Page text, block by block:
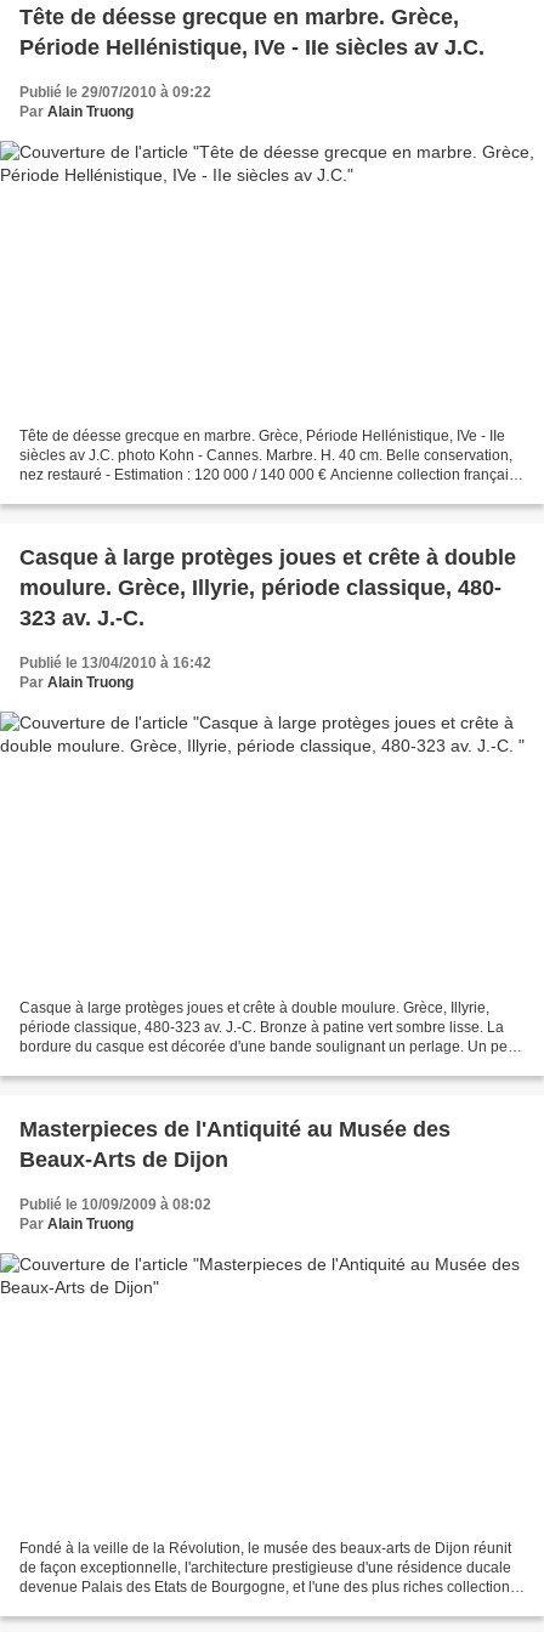
Tête de déesse grecque en marbre. Grèce,
Période Hellénistique, IVe - IIe siècles av J.C.
Publié le 29/07/2010 à 09:22
Par Alain Truong
Tête de déesse grecque en marbre. Grèce, Période Hellénistique, IVe - IIe
siècles av J.C. photo Kohn - Cannes. Marbre. H. 40 cm. Belle conservation,
nez restauré - Estimation : 120 000 / 140 000 € Ancienne collection française
Casque à large protèges joues et crête à double
moulure. Grèce, Illyrie, période classique, 480-
323 av. J.-C.
Publié le 13/04/2010 à 16:42
Par Alain Truong
Casque à large protèges joues et crête à double moulure. Grèce, Illyrie,
période classique, 480-323 av. J.-C. Bronze à patine vert sombre lisse. La
bordure du casque est décorée d'une bande soulignant un perlage. Un petit
Masterpieces de l'Antiquité au Musée des
Beaux-Arts de Dijon
Publié le 10/09/2009 à 08:02
Par Alain Truong
Fondé à la veille de la Révolution, le musée des beaux-arts de Dijon réunit
de façon exceptionnelle, l'architecture prestigieuse d'une résidence ducale
devenue Palais des Etats de Bourgogne, et l'une des plus riches collections